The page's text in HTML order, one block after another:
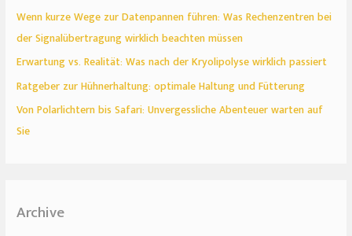
Wenn kurze Wege zur Datenpannen führen: Was Rechenzentren bei
der Signalübertragung wirklich beachten müssen
Erwartung vs. Realität: Was nach der Kryolipolyse wirklich passiert
Ratgeber zur Hühnerhaltung: optimale Haltung und Fütterung
Von Polarlichtern bis Safari: Unvergessliche Abenteuer warten auf
Sie
Archive